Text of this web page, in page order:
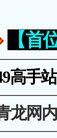
【首
高手
龙网